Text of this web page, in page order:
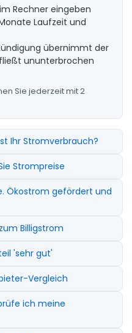
Rechner eingeben
Laufzeit und
übernimmt der
ununterbrochen
Sie jederzeit mit 2
Ihr Stromverbrauch?
Strompreise
Ökostrom gefördert und
Billigstrom
'sehr gut'
Vergleich
ich meine